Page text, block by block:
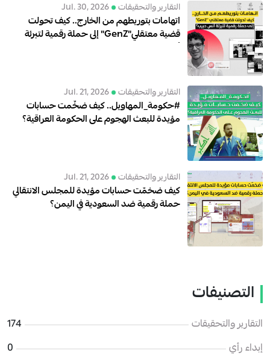
التقارير والتحقيقات Jul. 30, 2026
اتهامات بتوريطهم من الخارج.. كيف تحولت
قضية معتقلي"GenZ" إلى حملة رقمية لتبرئة
التقارير والتحقيقات Jul. 21, 2026
#حكومة_المهاويل.. كيف ضخّمت حسابات
مؤيدة للبعث الهجوم على الحكومة العراقية؟
التقارير والتحقيقات Jul. 21, 2026
كيف ضخمّت حسابات مؤيدة للمجلس الانتقالي
حملة رقمية ضد السعودية في اليمن؟
التصنيفات
التقارير والتحقيقات
174
إبداء رأي
0